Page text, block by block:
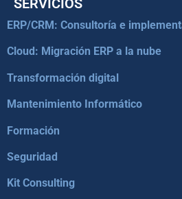
SERVICIOS
ERP/CRM: Consultoría e
Cloud: Migración ERP a la nube
Transformación digital
Mantenimiento Informático
Formación
Seguridad
Kit Consulting